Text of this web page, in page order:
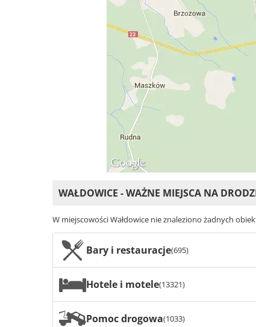
WAŁDOWICE - WAŻNE MIEJSCA NA
W miejscowości Wałdowice nie znaleziono żadnych
Bary i restauracje(695)
Hotele i motele(13321)
Pomoc drogowa(1033)